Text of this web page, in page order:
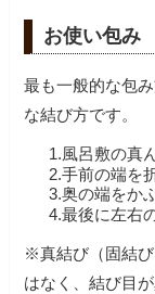
お使い包み
最も一般的な包
な結び方です。
1.風呂敷の真
2.手前の端を
3.奥の端をか
4.最後に左右
※真結び（固結
はなく、結び目